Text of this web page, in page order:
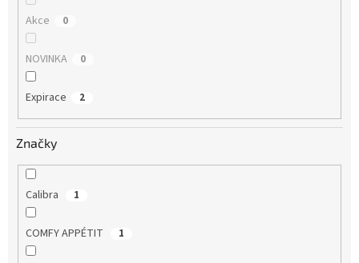
Akce 0
NOVINKA 0
Expirace 2
Značky
Calibra 1
COMFY APPÉTIT 1